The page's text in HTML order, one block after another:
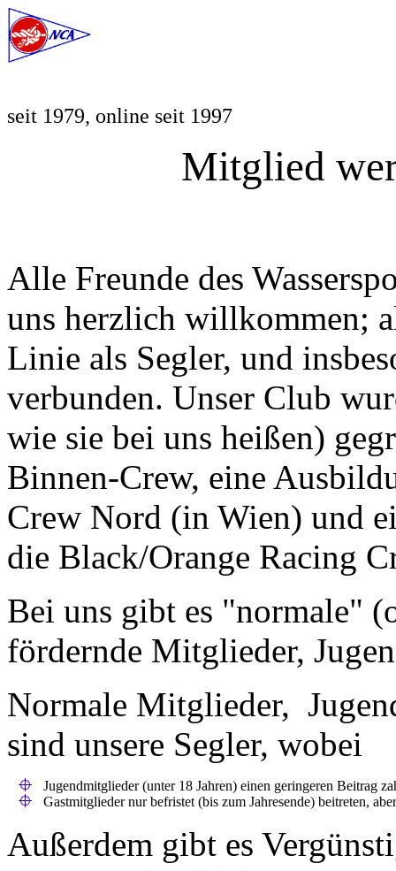
seit 1979, online seit 1997
Mitglied
Alle Freunde des
uns herzlich willkommen;
Linie als Segler, und
verbunden. Unser Club
wie sie bei uns heißen)
Binnen-Crew, eine
Crew Nord (in Wien) und
die Black/Orange Racing
Bei uns gibt es "normale"
fördernde Mitglieder,
Normale Mitglieder,
sind unsere Segler, wobei
Jugendmitglieder (unter 18 Jahren) einen geringeren Beitrag
Gastmitglieder nur befristet (bis zum Jahresende) beitreten,
Außerdem gibt es